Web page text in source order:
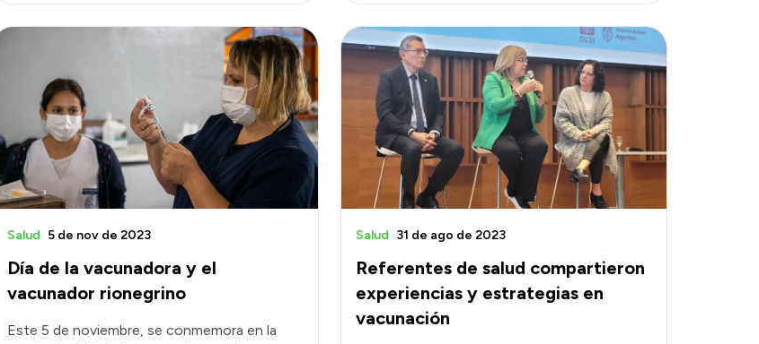
Día de la vacunadora y el
vacunador rionegrino
Salud 5 de nov de 2023
Este 5 de noviembre, se conmemora en la
Referentes de salud compartieron
experiencias y estrategias en
vacunación
Salud 31 de ago de 2023